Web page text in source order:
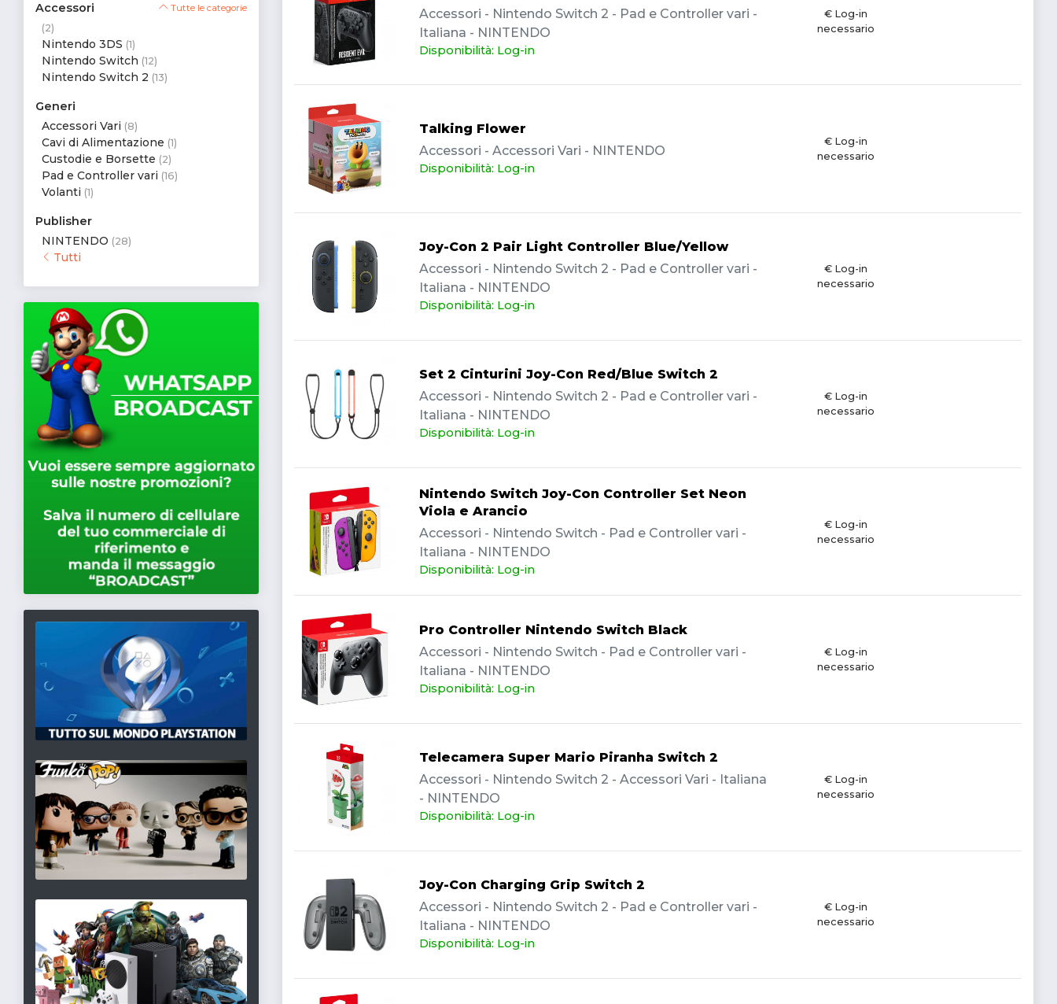
Accessori Tutte le categorie
(2)
Nintendo 3DS (1)
Nintendo Switch (12)
Nintendo Switch 2 (13)
Generi
Accessori Vari (8)
Cavi di Alimentazione (1)
Custodie e Borsette (2)
Pad e Controller vari (16)
Volanti (1)
Publisher
NINTENDO (28)
Tutti
Accessori - Nintendo Switch 2 - Pad e Controller vari -
Italiana - NINTENDO
Disponibilità: Log-in
€ Log-in
necessario
Talking Flower
Accessori - Accessori Vari - NINTENDO
Disponibilità: Log-in
€ Log-in
necessario
Joy-Con 2 Pair Light Controller Blue/Yellow
Accessori - Nintendo Switch 2 - Pad e Controller vari -
Italiana - NINTENDO
Disponibilità: Log-in
€ Log-in
necessario
Set 2 Cinturini Joy-Con Red/Blue Switch 2
Accessori - Nintendo Switch 2 - Pad e Controller vari -
Italiana - NINTENDO
Disponibilità: Log-in
€ Log-in
necessario
Nintendo Switch Joy-Con Controller Set Neon
Viola e Arancio
Accessori - Nintendo Switch - Pad e Controller vari -
Italiana - NINTENDO
Disponibilità: Log-in
€ Log-in
necessario
Pro Controller Nintendo Switch Black
Accessori - Nintendo Switch - Pad e Controller vari -
Italiana - NINTENDO
Disponibilità: Log-in
€ Log-in
necessario
Telecamera Super Mario Piranha Switch 2
Accessori - Nintendo Switch 2 - Accessori Vari - Italiana
- NINTENDO
Disponibilità: Log-in
€ Log-in
necessario
Joy-Con Charging Grip Switch 2
Accessori - Nintendo Switch 2 - Pad e Controller vari -
Italiana - NINTENDO
Disponibilità: Log-in
€ Log-in
necessario